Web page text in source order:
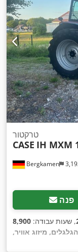
Bergkamen
טרקטור
CASE IH MXM
פנה
, שעות עבודה:
מיזוג אוויר,